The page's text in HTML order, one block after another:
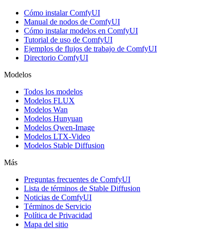
Cómo instalar ComfyUI
Manual de nodos de ComfyUI
Cómo instalar modelos en ComfyUI
Tutorial de uso de ComfyUI
Ejemplos de flujos de trabajo de ComfyUI
Directorio ComfyUI
Modelos
Todos los modelos
Modelos FLUX
Modelos Wan
Modelos Hunyuan
Modelos Qwen-Image
Modelos LTX-Video
Modelos Stable Diffusion
Más
Preguntas frecuentes de ComfyUI
Lista de términos de Stable Diffusion
Noticias de ComfyUI
Términos de Servicio
Política de Privacidad
Mapa del sitio